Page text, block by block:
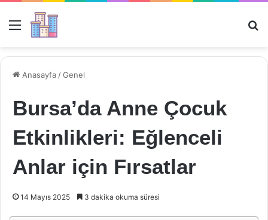
Menü
Anasayfa /Genel
Bursa’da Anne Çocuk
Etkinlikleri: Eğlenceli
Anlar için Fırsatlar
14 Mayıs 2025 3 dakika okuma süresi